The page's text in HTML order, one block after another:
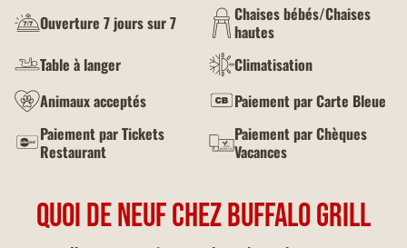
Ouverture 7 jours sur 7
Chaises bébés/Chaises
hautes
Table à langer
Climatisation
Animaux acceptés
Paiement par Carte Bleue
Paiement par Tickets
Restaurant
Paiement par Chèques
Vacances
QUOI DE NEUF CHEZ BUFFALO GRILL